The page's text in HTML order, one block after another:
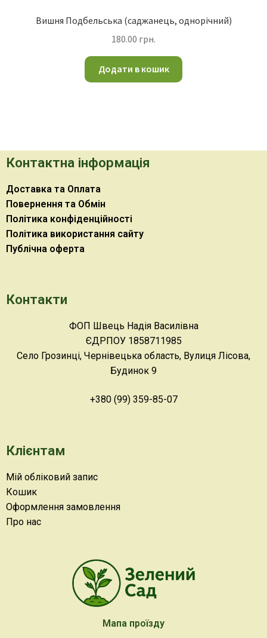
Вишня Подбельська (саджанець, однорічний)
180.00 грн.
Додати в кошик
Контактна інформація
Доставка та Оплата
Повернення та Обмін
Політика конфіденційності
Політика використання сайту
Публічна оферта
Контакти
ФОП Швець Надія Василівна
ЄДРПОУ 1858711985
Село Грозинці, Чернівецька область, Вулиця Лісова,
Будинок 9
+380 (99) 359-85-07
Клієнтам
Мій обліковий запис
Кошик
Оформлення замовлення
Про нас
Мапа проїзду